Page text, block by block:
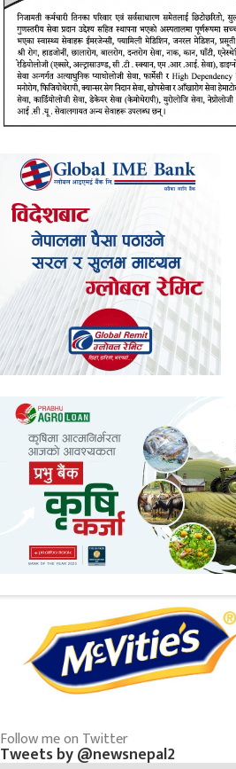
Follow me on Twitter
Tweets by @newsnepal2